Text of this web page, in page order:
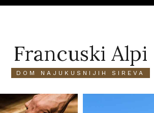
Francuski Alpi
DOM NAJUKUSNIJIH SIREVA